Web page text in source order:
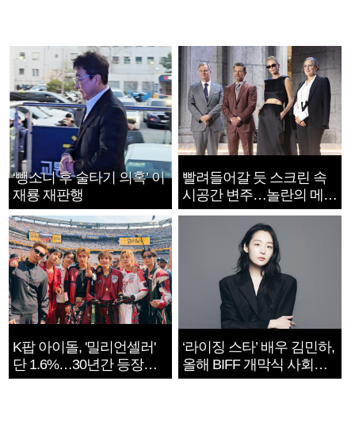
‘뺑소니 후 술타기 의혹’ 이
재룡 재판행
빨려들어갈 듯 스크린 속
시공간 변주…놀란의 메시
지는 ‘전쟁 속죄’
K팝 아이돌, '밀리언셀러'
단 1.6%…30년간 등장
1182개팀 전수조사
‘라이징 스타’ 배우 김민하,
올해 BIFF 개막식 사회자
확정